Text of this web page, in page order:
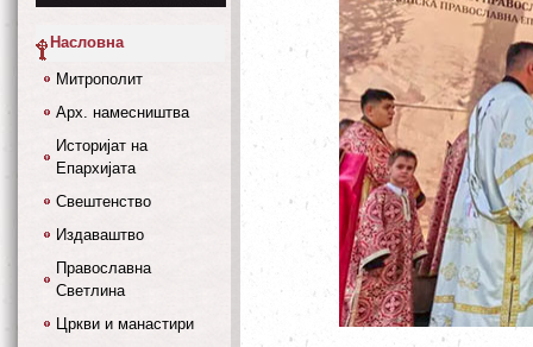
Насловна
Митрополит
Арх. намесништва
Историјат на
Епархијата
Свештенство
Издаваштво
Православна
Светлина
Цркви и манастири